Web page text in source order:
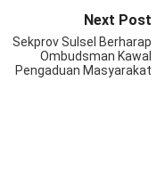
Next Post
Sekprov Sulsel Berharap
Ombudsman Kawal
Pengaduan Masyarakat